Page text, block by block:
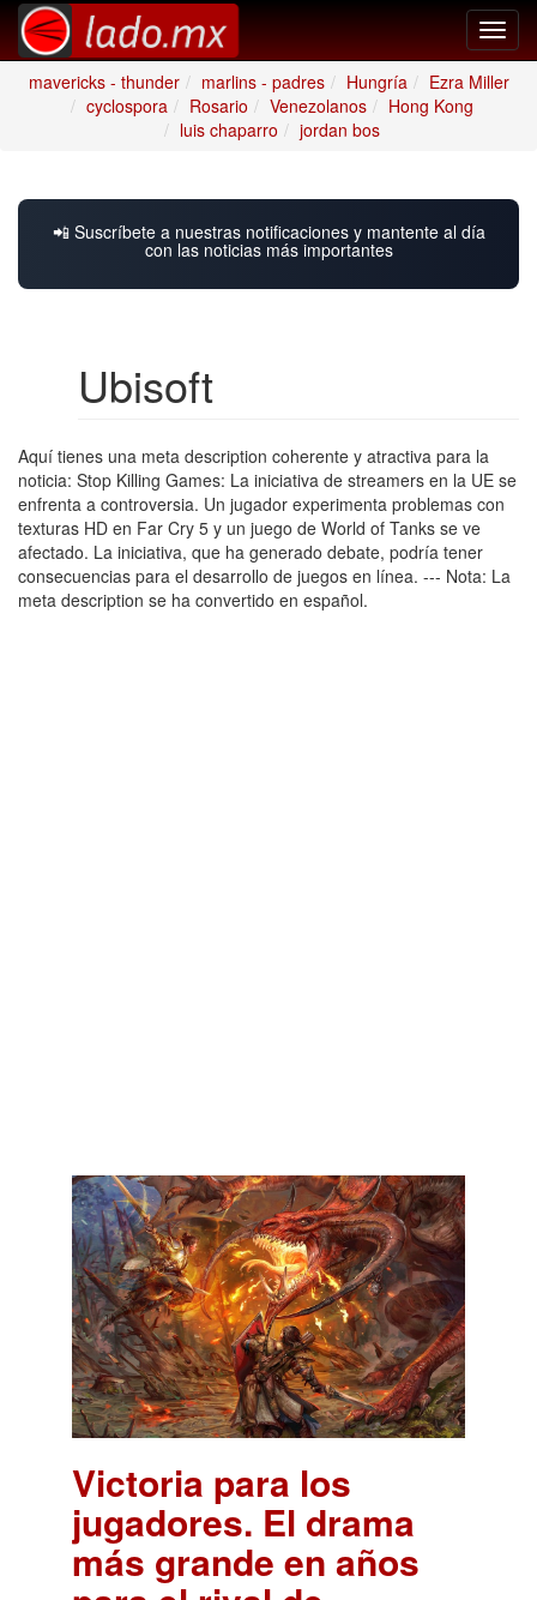
mavericks - thunder
marlins - padres Hungría
Ezra Miller
cyclospora
Rosario Venezolanos
Hong Kong
luis chaparro
jordan bos
📲 Suscríbete a nuestras notificaciones y mantente al día
con las noticias más importantes
Ubisoft
Aquí tienes una meta description coherente y atractiva para la
noticia: Stop Killing Games: La iniciativa de streamers en la UE se
enfrenta a controversia. Un jugador experimenta problemas con
texturas HD en Far Cry 5 y un juego de World of Tanks se ve
afectado. La iniciativa, que ha generado debate, podría tener
consecuencias para el desarrollo de juegos en línea. --- Nota: La
meta description se ha convertido en español.
Victoria para los
jugadores. El drama
más grande en años